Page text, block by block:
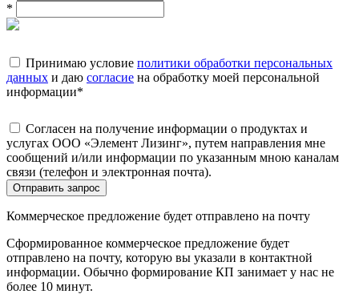
*
Принимаю условие политики обработки персональных
данных и даю согласие на обработку моей персональной
информации*
Согласен на получение информации о продуктах и
услугах ООО «Элемент Лизинг», путем направления мне
сообщений и/или информации по указанным мною каналам
связи (телефон и электронная почта).
Отправить запрос
Коммерческое предложение будет отправлено на почту
Сформированное коммерческое предложение будет
отправлено на почту, которую вы указали в контактной
информации. Обычно формирование КП занимает у нас не
более 10 минут.